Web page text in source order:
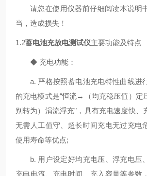
请您在使用仪器前仔细阅读本说明
当，造成损失！
1.2蓄电池充放电测试仪主要功能及特点
◆ 充电功能：
a. 严格按照蓄电池充电特性曲线进
的充电模式是“恒流→（均充稳压值）定
别转为）涓流浮充"，具有充电速度快、
无需人工值守、超长时间充电无过充电
使用寿命等优点;
b. 用户设定好均充电压、浮充电压
充电电流、充电时间、充入容量等参数